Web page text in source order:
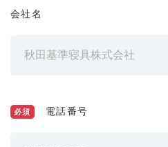
会社名
必須 電話番号